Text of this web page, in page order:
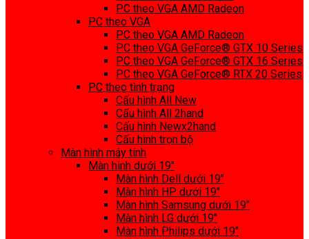
PC theo VGA AMD Radeon
PC theo VGA
PC theo VGA AMD Radeon
PC theo VGA GeForce® GTX 10 Series
PC theo VGA GeForce® GTX 16 Series
PC theo VGA GeForce® RTX 20 Series
PC theo tình trạng
Cấu hình All New
Cấu hình All 2hand
Cấu hình Newx2hand
Cấu hình trọn bộ
Màn hình máy tính
Màn hình dưới 19″
Màn hình Dell dưới 19″
Màn hình HP dưới 19″
Màn hình Samsung dưới 19″
Màn hình LG dưới 19″
Màn hình Philips dưới 19″